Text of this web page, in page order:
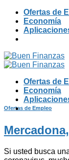
Skip
content
Ofertas de
Economía
Ofertas de
Economía
Ofertas de Empleo
Si usted busca